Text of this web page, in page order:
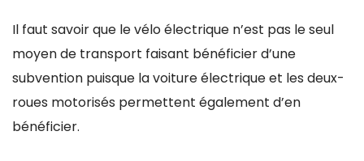
Il faut savoir que le vélo électrique n’est pas le seul
moyen de transport faisant bénéficier d’une
subvention puisque la voiture électrique et les deux-
roues motorisés permettent également d’en
bénéficier.